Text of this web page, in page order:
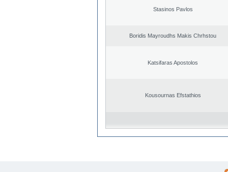
Stasinos Pavlos
Boridis Mayroudhs Makis Chrhstou
Katsifaras Apostolos
Kousournas Efstathios